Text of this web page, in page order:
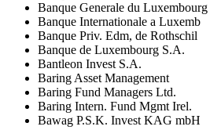
Banque Generale du Luxembourg
Banque Internationale a Luxemb
Banque Priv. Edm, de Rothschil
Banque de Luxembourg S.A.
Bantleon Invest S.A.
Baring Asset Management
Baring Fund Managers Ltd.
Baring Intern. Fund Mgmt Irel.
Bawag P.S.K. Invest KAG mbH